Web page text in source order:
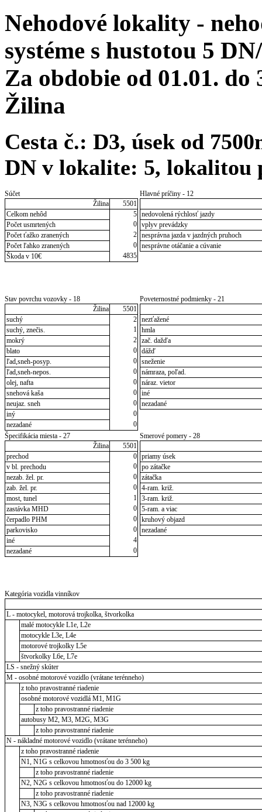
Nehodové lokality -
systéme s hustotou 5
Za obdobie od 01.01. do
Žilina
Cesta č.: D3, úsek od
DN v lokalite: 5, lokalitou
Súčet
Žilina
5501
Celkom nehôd
5
Počet usmrtených
0
Počet ťažko zranených
2
Počet ľahko zranených
0
Škoda v 10€
4835
Hlavné príčiny - 12
nedovolená rýchlosť jazdy
vplyv prevádzky
nesprávna jazda v jazdných pruhoch
nesprávne otáčanie a cúvanie
Stav povrchu vozovky - 18
Žilina
5501
suchý
2
suchý, znečis.
1
mokrý
2
blato
0
ľad,sneh-posyp.
0
ľad,sneh-nepos.
0
olej, nafta
0
snehová kaša
0
neujaz. sneh
0
iný
0
nezadané
0
Poveternostné podmienky - 21
nezťažené
hmla
zač. dažďa
dážď
sneženie
námraza, poľad.
náraz. vietor
iné
nezadané
Špecifikácia miesta - 27
Žilina
5501
prechod
0
v bl. prechodu
0
nezab. žel. pr.
0
zab. žel. pr.
0
most, tunel
1
zastávka MHD
0
čerpadlo PHM
0
parkovisko
0
iné
4
nezadané
0
Smerové pomery - 28
priamy úsek
po zátačke
zátačka
4-ram. križ.
3-ram. križ.
5-ram. a viac
kruhový objazd
nezadané
Kategória vozidla vinníkov
L - motocykel, motorová trojkolka, štvorkolka
malé motocykle L1e, L2e
motocykle L3e, L4e
motorové trojkolky L5e
štvorkolky L6e, L7e
LS - snežný skúter
M - osobné motorové vozidlo (vrátane terénneho)
z toho pravostranné riadenie
osobné motorové vozidlá M1, M1G
z toho pravostranné riadenie
autobusy M2, M3, M2G, M3G
z toho pravostranné riadenie
N - nákladné motorové vozidlo (vrátane terénneho)
z toho pravostranné riadenie
N1, N1G s celkovou hmotnosťou do 3 500 kg
z toho pravostranné riadenie
N2, N2G s celkovou hmotnosťou do 12000 kg
z toho pravostranné riadenie
N3, N3G s celkovou hmotnosťou nad 12000 kg